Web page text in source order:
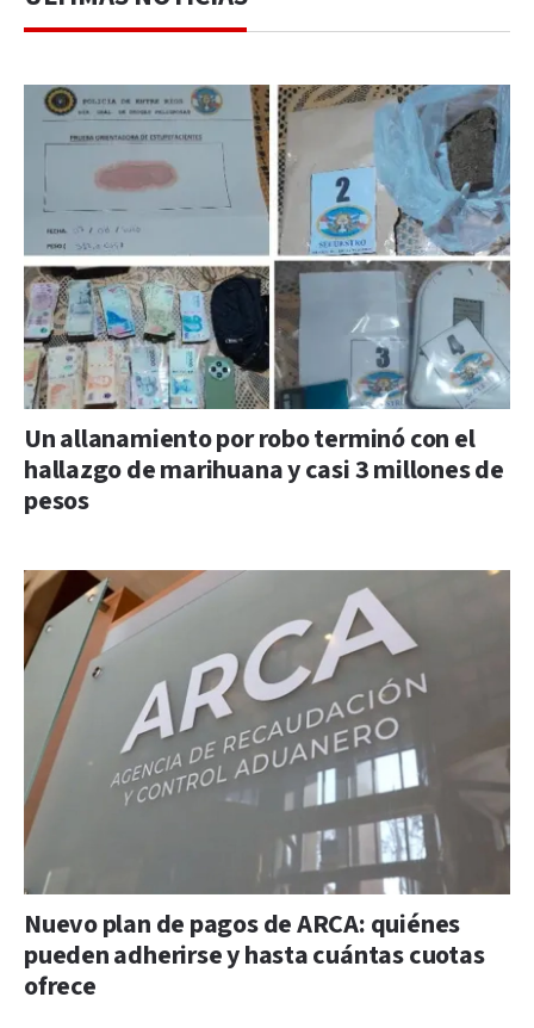
Un allanamiento por robo terminó con el
hallazgo de marihuana y casi 3 millones de
pesos
Nuevo plan de pagos de ARCA: quiénes
pueden adherirse y hasta cuántas cuotas
ofrece